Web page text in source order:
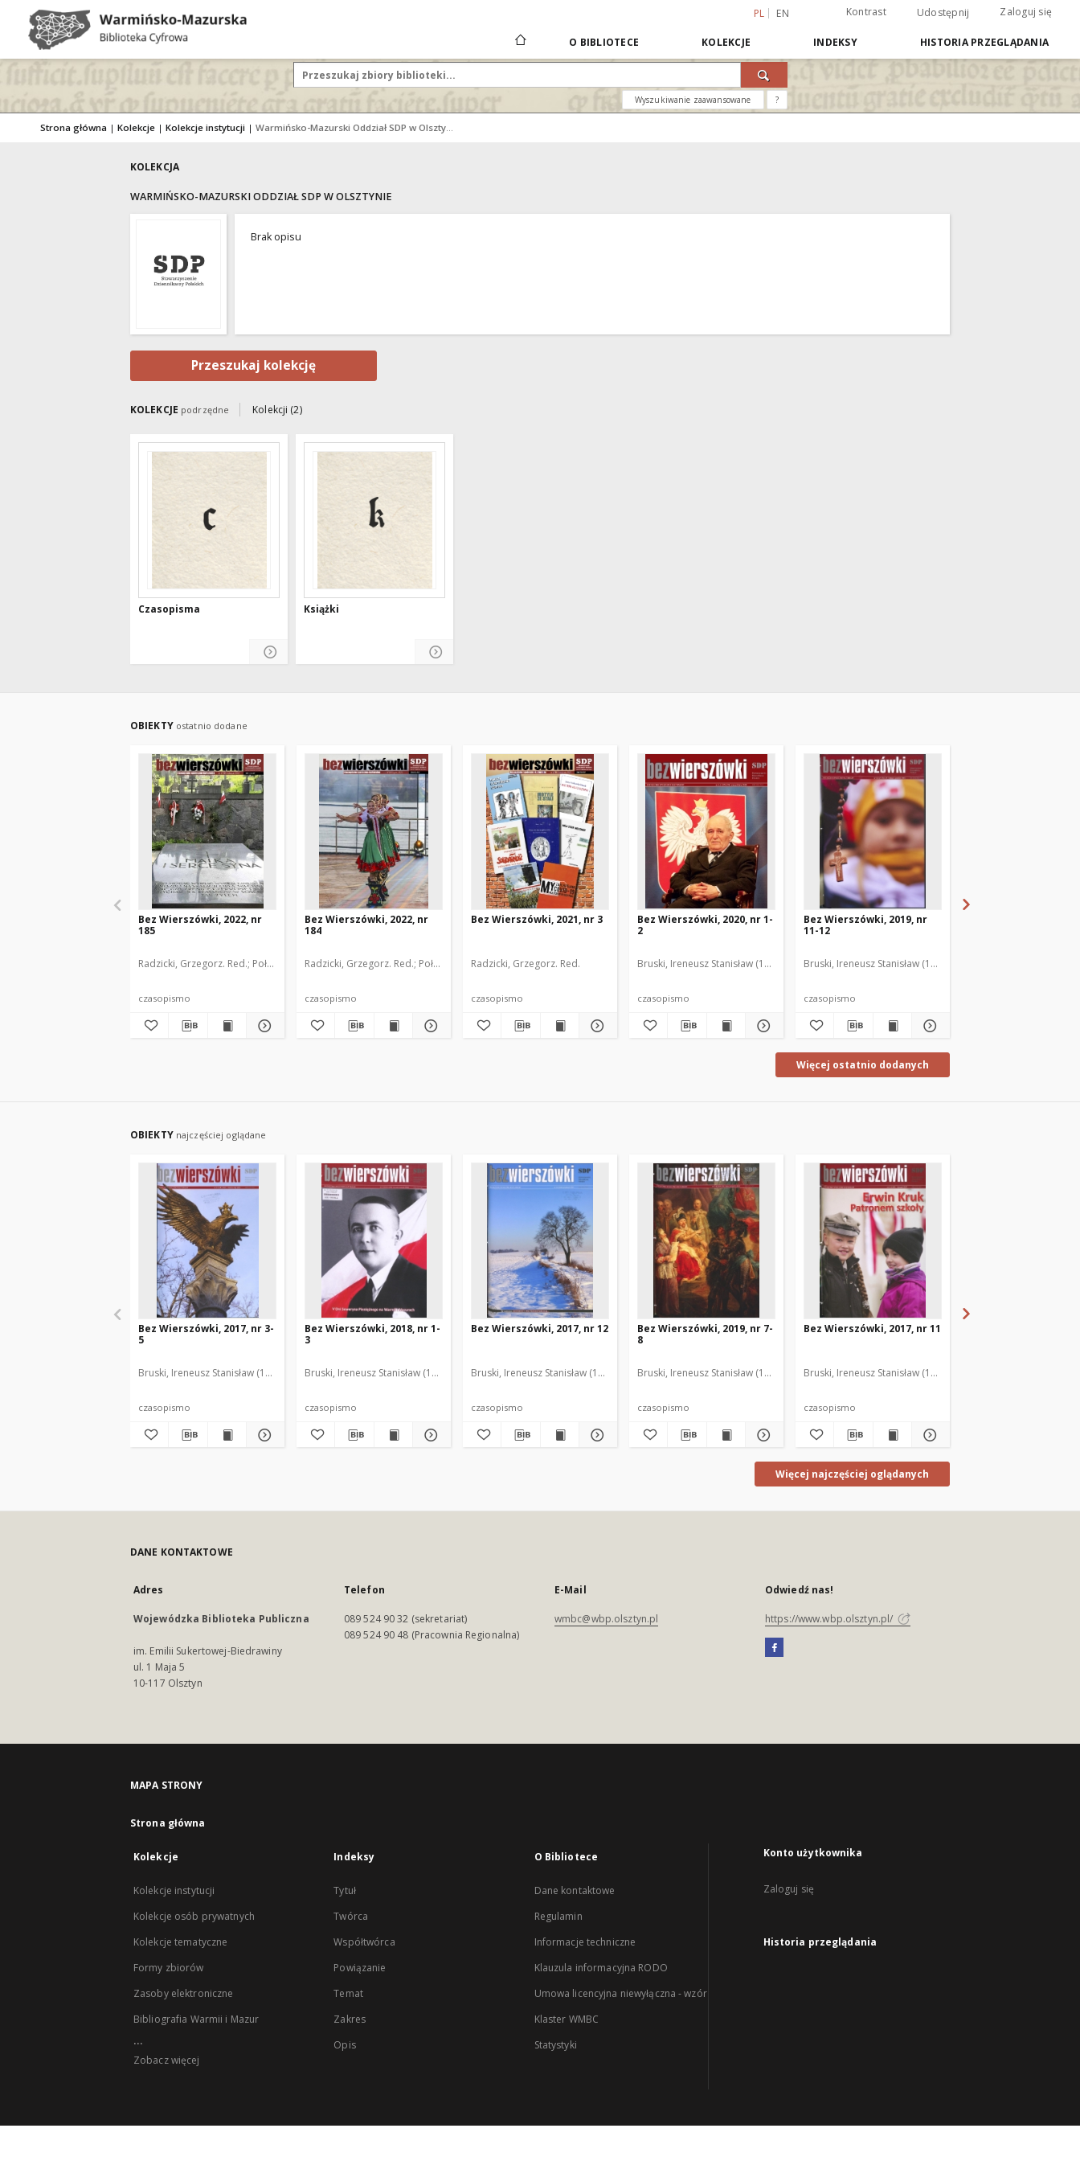
PL EN Kontrast Udostępnij Zaloguj się
O BIBLIOTECE KOLEKCJE INDEKSY HISTORIA PRZEGLĄDANIA
Wyszukiwanie zaawansowane ?
Strona główna | Kolekcje | Kolekcje instytucji | Warmińsko-Mazurski Oddział SDP w Olsztynie
KOLEKCJA
WARMIŃSKO-MAZURSKI ODDZIAŁ SDP W OLSZTYNIE
Brak opisu
Przeszukaj kolekcję
KOLEKCJE podrzędne Kolekcji (2)
Czasopisma Książki
OBIEKTY ostatnio dodane
Bez Wierszówki, 2022, nr
185
Radzicki, Grzegorz. Red. Połoniewicz, Zbigniew. (Red.) Pantak, Jerzy Jakub (1945- ). Red. Piszczako, Zbigniew. Red. Kossakowski, Mateusz. Red. Chromy, Wojciech. Red. Ciesielski, Wojciech. Red.
czasopismo
Bez Wierszówki, 2022, nr
184
Radzicki, Grzegorz. Red. Połoniewicz, Zbigniew. (Red.) Pantak, Jerzy Jakub (1945- ). Red. Piszczako, Zbigniew. Red. Kossakowski, Mateusz. Red.
czasopismo
Bez Wierszówki, 2021, nr 3
Radzicki, Grzegorz. Red.
czasopismo
Bez Wierszówki, 2020, nr 1-
2
Bruski, Ireneusz Stanisław (1961- ). Red.
czasopismo
Bez Wierszówki, 2019, nr
11-12
Bruski, Ireneusz Stanisław (1961- ). Red.
czasopismo
Więcej ostatnio dodanych
OBIEKTY najczęściej oglądane
Bez Wierszówki, 2017, nr 3-
5
Bruski, Ireneusz Stanisław (1961- ). Red.
czasopismo
Bez Wierszówki, 2018, nr 1-
3
Bruski, Ireneusz Stanisław (1961- ). Red.
czasopismo
Bez Wierszówki, 2017, nr 12
Bruski, Ireneusz Stanisław (1961- ). Red.
czasopismo
Bez Wierszówki, 2019, nr 7-
8
Bruski, Ireneusz Stanisław (1961- ). Red.
czasopismo
Bez Wierszówki, 2017, nr 11
Bruski, Ireneusz Stanisław (1961- ). Red.
czasopismo
Więcej najczęściej oglądanych
DANE KONTAKTOWE
Adres
Wojewódzka Biblioteka Publiczna
im. Emilii Sukertowej-Biedrawiny
ul. 1 Maja 5
10-117 Olsztyn
Telefon
089 524 90 32 (sekretariat)
089 524 90 48 (Pracownia Regionalna)
E-Mail
wmbc@wbp.olsztyn.pl
Odwiedź nas!
https://www.wbp.olsztyn.pl/
MAPA STRONY
Strona główna
Kolekcje
Kolekcje instytucji
Kolekcje osób prywatnych
Kolekcje tematyczne
Formy zbiorów
Zasoby elektroniczne
Bibliografia Warmii i Mazur
...
Zobacz więcej
Indeksy
Tytuł
Twórca
Współtwórca
Powiązanie
Temat
Zakres
Opis
O Bibliotece
Dane kontaktowe
Regulamin
Informacje techniczne
Klauzula informacyjna RODO
Umowa licencyjna niewyłączna - wzór
Klaster WMBC
Statystyki
Konto użytkownika
Zaloguj się
Historia przeglądania